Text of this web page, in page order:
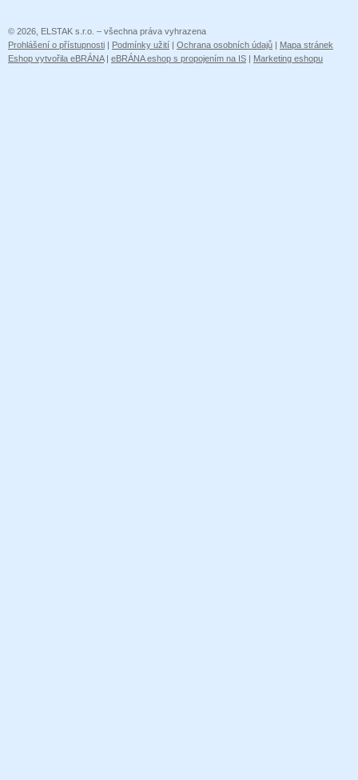
© 2026, ELSTAK s.r.o. – všechna práva vyhrazena
Prohlášení o přístupnosti | Podmínky užití | Ochrana osobních údajů | Mapa stránek
Eshop vytvořila eBRÁNA| eBRÁNA eshop s propojením na IS | Marketing eshopu